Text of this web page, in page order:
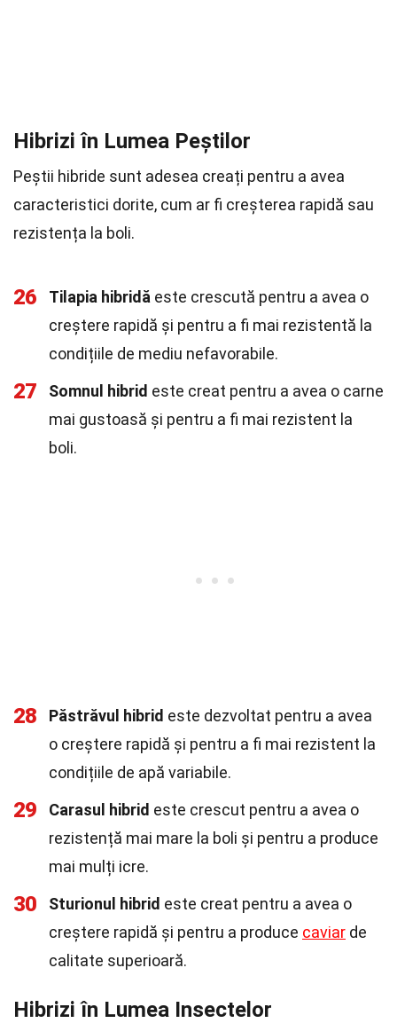
Hibrizi în Lumea Peștilor
Peștii hibride sunt adesea creați pentru a avea
caracteristici dorite, cum ar fi creșterea rapidă sau
rezistența la boli.
26 Tilapia hibridă este crescută pentru a avea o
creștere rapidă și pentru a fi mai rezistentă la
condițiile de mediu nefavorabile.
27 Somnul hibrid este creat pentru a avea o carne
mai gustoasă și pentru a fi mai rezistent la
boli.
28 Păstrăvul hibrid este dezvoltat pentru a avea
o creștere rapidă și pentru a fi mai rezistent la
condițiile de apă variabile.
29 Carasul hibrid este crescut pentru a avea o
rezistență mai mare la boli și pentru a produce
mai mulți icre.
30 Sturionul hibrid este creat pentru a avea o
creștere rapidă și pentru a produce caviar de
calitate superioară.
Hibrizi în Lumea Insectelor